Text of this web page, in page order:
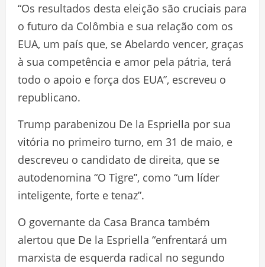
“Os resultados desta eleição são cruciais para
o futuro da Colômbia e sua relação com os
EUA, um país que, se Abelardo vencer, graças
à sua competência e amor pela pátria, terá
todo o apoio e força dos EUA”, escreveu o
republicano.
Trump parabenizou De la Espriella por sua
vitória no primeiro turno, em 31 de maio, e
descreveu o candidato de direita, que se
autodenomina “O Tigre”, como “um líder
inteligente, forte e tenaz”.
O governante da Casa Branca também
alertou que De la Espriella “enfrentará um
marxista de esquerda radical no segundo